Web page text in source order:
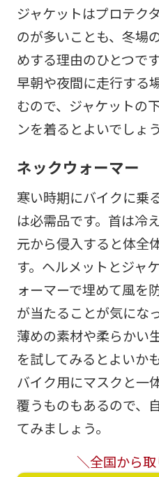
ジャケットはプロテク
のが多いことも、冬場
めする理由のひとつです
早朝や夜間に走行する
むので、ジャケットの
ンを着るとよいでしょう
ネックウォーマー
寒い時期にバイクに乗
は必需品です。首は冷
元から侵入すると体全
す。ヘルメットとジャ
ォーマーで埋めて風を
が当たることが気にな
薄めの素材や柔らかい
を試してみるとよいか
バイク用にマスクと一
覆うものもあるので、
てみましょう。
＼全国から